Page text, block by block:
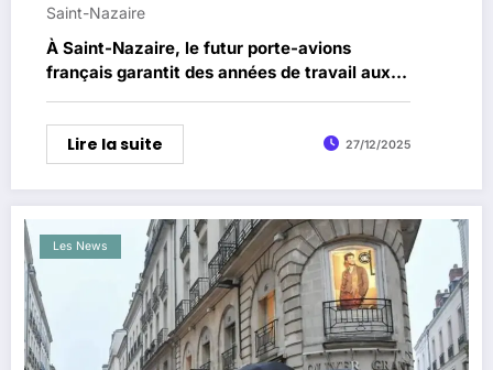
Saint-Nazaire
À Saint-Nazaire, le futur porte-avions
français garantit des années de travail aux
Chantiers de l’Atlantique
Lire la suite 27/12/2025
Les News